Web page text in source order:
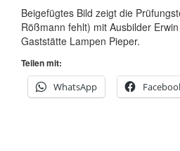
Beigefügtes Bild zeigt die
Rößmann fehlt) mit Ausbilder
Gaststätte Lampen Pieper.
Teilen mit:
WhatsApp